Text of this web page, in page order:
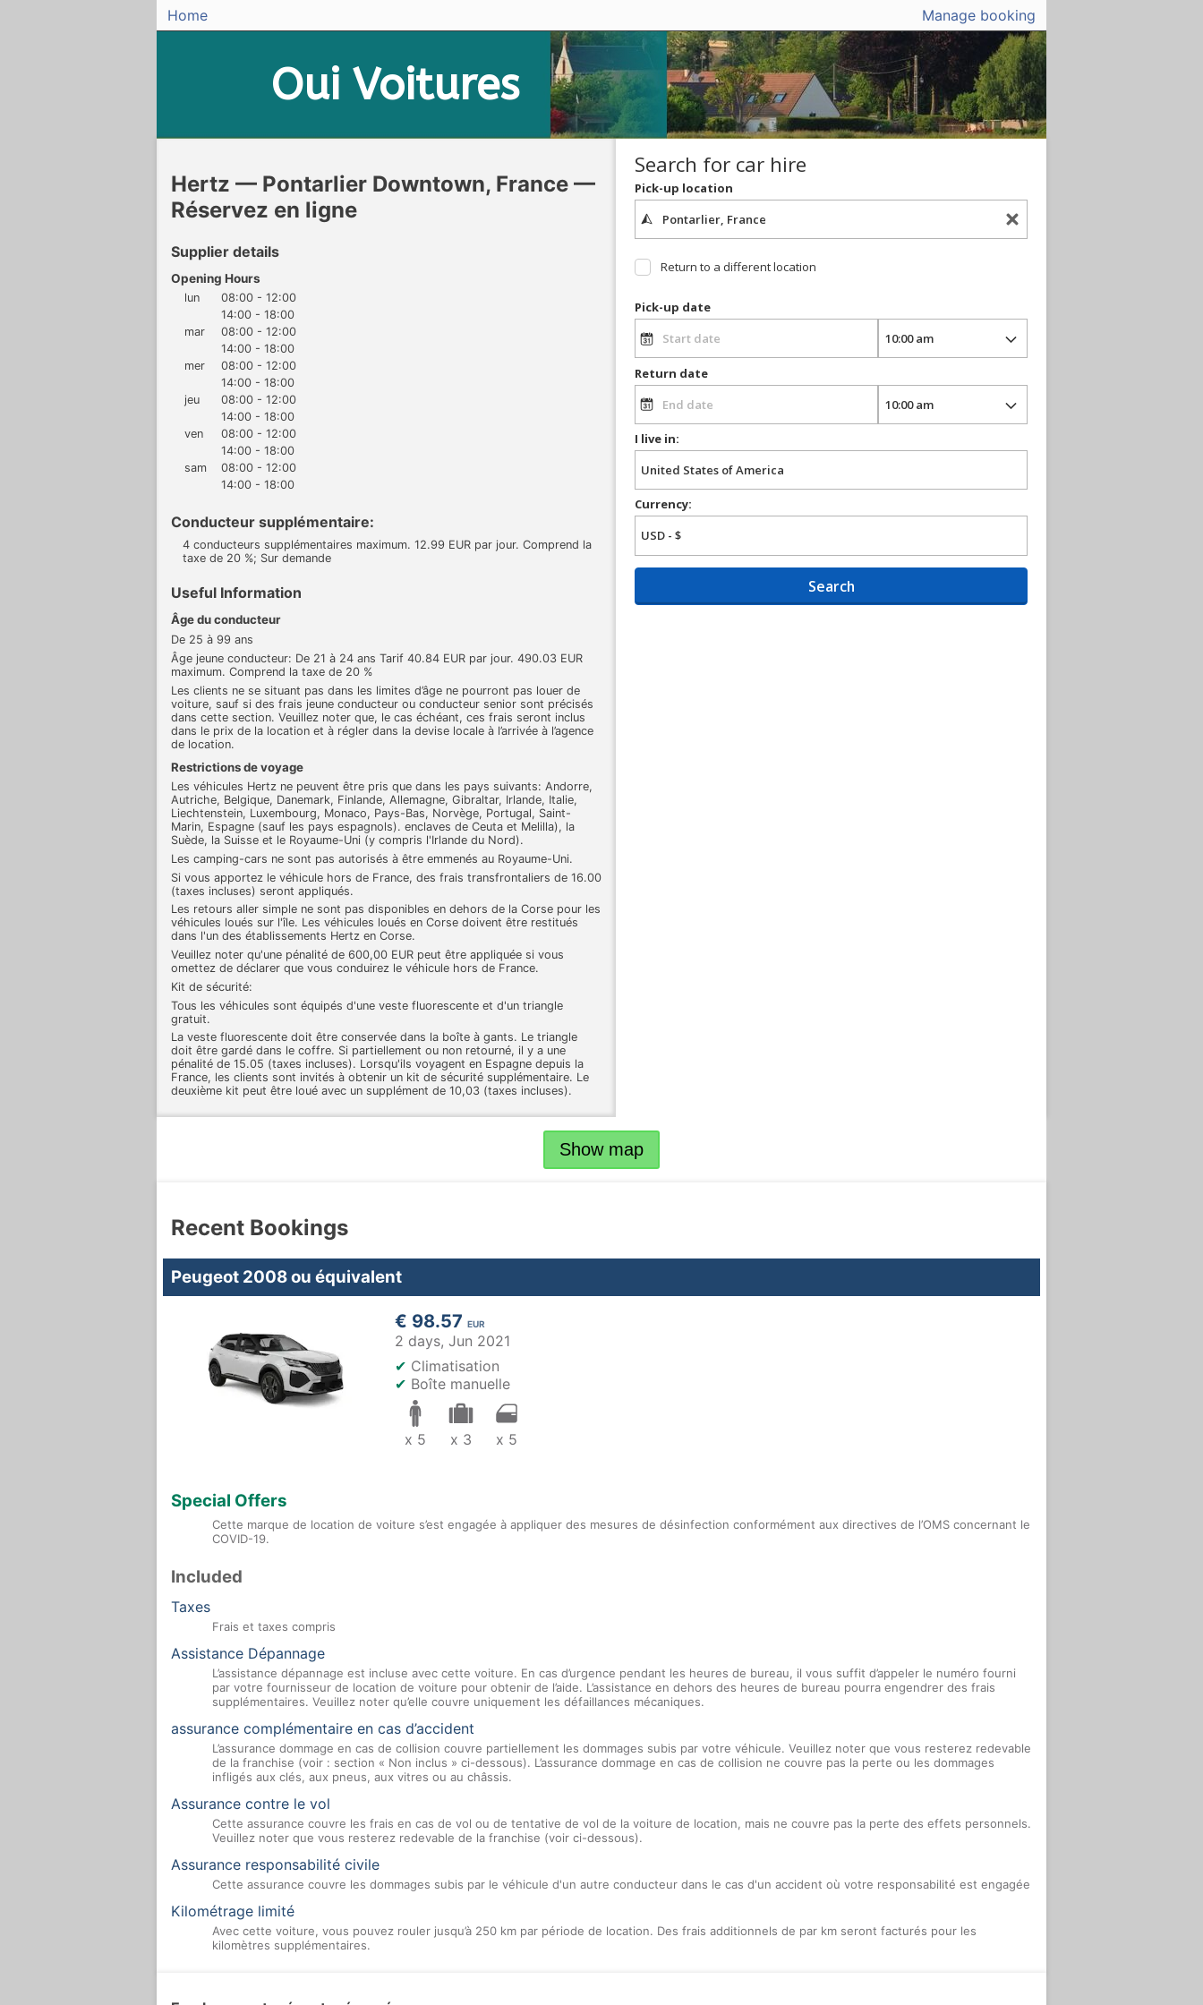
Home Manage booking
Oui Voitures
Hertz — Pontarlier Downtown, France —
Réservez en ligne
Supplier details
Opening Hours
lun
08:00 - 12:00
14:00 - 18:00
mar
08:00 - 12:00
14:00 - 18:00
mer
08:00 - 12:00
14:00 - 18:00
jeu
08:00 - 12:00
14:00 - 18:00
ven
08:00 - 12:00
14:00 - 18:00
sam
08:00 - 12:00
14:00 - 18:00
Conducteur supplémentaire:
4 conducteurs supplémentaires maximum. 12.99 EUR par jour. Comprend la
taxe de 20 %; Sur demande
Useful Information
Âge du conducteur
De 25 à 99 ans
Âge jeune conducteur: De 21 à 24 ans Tarif 40.84 EUR par jour. 490.03 EUR
maximum. Comprend la taxe de 20 %
Les clients ne se situant pas dans les limites d’âge ne pourront pas louer de
voiture, sauf si des frais jeune conducteur ou conducteur senior sont précisés
dans cette section. Veuillez noter que, le cas échéant, ces frais seront inclus
dans le prix de la location et à régler dans la devise locale à l’arrivée à l’agence
de location.
Restrictions de voyage
Les véhicules Hertz ne peuvent être pris que dans les pays suivants: Andorre,
Autriche, Belgique, Danemark, Finlande, Allemagne, Gibraltar, Irlande, Italie,
Liechtenstein, Luxembourg, Monaco, Pays-Bas, Norvège, Portugal, Saint-
Marin, Espagne (sauf les pays espagnols). enclaves de Ceuta et Melilla), la
Suède, la Suisse et le Royaume-Uni (y compris l'Irlande du Nord).
Les camping-cars ne sont pas autorisés à être emmenés au Royaume-Uni.
Si vous apportez le véhicule hors de France, des frais transfrontaliers de 16.00
(taxes incluses) seront appliqués.
Les retours aller simple ne sont pas disponibles en dehors de la Corse pour les
véhicules loués sur l'île. Les véhicules loués en Corse doivent être restitués
dans l'un des établissements Hertz en Corse.
Veuillez noter qu'une pénalité de 600,00 EUR peut être appliquée si vous
omettez de déclarer que vous conduirez le véhicule hors de France.
Kit de sécurité:
Tous les véhicules sont équipés d'une veste fluorescente et d'un triangle
gratuit.
La veste fluorescente doit être conservée dans la boîte à gants. Le triangle
doit être gardé dans le coffre. Si partiellement ou non retourné, il y a une
pénalité de 15.05 (taxes incluses). Lorsqu'ils voyagent en Espagne depuis la
France, les clients sont invités à obtenir un kit de sécurité supplémentaire. Le
deuxième kit peut être loué avec un supplément de 10,03 (taxes incluses).
Search for car hire
Pick-up location
Return to a different location
Pick-up date
Return date
I live in:
Currency:
Search
Show map
Recent Bookings
Peugeot 2008 ou équivalent
€ 98.57 EUR
2 days, Jun 2021
✔ Climatisation
✔ Boîte manuelle
x 5 x 3 x 5
Special Offers
Cette marque de location de voiture s’est engagée à appliquer des mesures de désinfection conformément aux directives de l’OMS concernant le
COVID-19.
Included
Taxes
Frais et taxes compris
Assistance Dépannage
L’assistance dépannage est incluse avec cette voiture. En cas d’urgence pendant les heures de bureau, il vous suffit d’appeler le numéro fourni
par votre fournisseur de location de voiture pour obtenir de l’aide. L’assistance en dehors des heures de bureau pourra engendrer des frais
supplémentaires. Veuillez noter qu’elle couvre uniquement les défaillances mécaniques.
assurance complémentaire en cas d’accident
L’assurance dommage en cas de collision couvre partiellement les dommages subis par votre véhicule. Veuillez noter que vous resterez redevable
de la franchise (voir : section « Non inclus » ci-dessous). L’assurance dommage en cas de collision ne couvre pas la perte ou les dommages
infligés aux clés, aux pneus, aux vitres ou au châssis.
Assurance contre le vol
Cette assurance couvre les frais en cas de vol ou de tentative de vol de la voiture de location, mais ne couvre pas la perte des effets personnels.
Veuillez noter que vous resterez redevable de la franchise (voir ci-dessous).
Assurance responsabilité civile
Cette assurance couvre les dommages subis par le véhicule d'un autre conducteur dans le cas d'un accident où votre responsabilité est engagée
Kilométrage limité
Avec cette voiture, vous pouvez rouler jusqu’à 250 km par période de location. Des frais additionnels de par km seront facturés pour les
kilomètres supplémentaires.